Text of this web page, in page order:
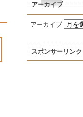
アーカイブ
アーカイブ
スポンサーリンク